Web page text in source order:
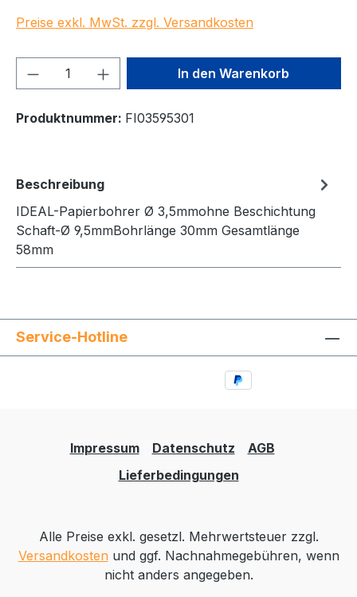
Preise exkl. MwSt. zzgl. Versandkosten
Produkt Anzahl: Gib denIn den Warenkorb
Produktnummer: FI03595301
Beschreibung
IDEAL-Papierbohrer Ø 3,5mmohne Beschichtung
Schaft-Ø 9,5mmBohrlänge 30mm Gesamtlänge
58mm
Service-Hotline
Impressum Datenschutz
AGB
Lieferbedingungen
Alle Preise exkl. gesetzl. Mehrwertsteuer zzgl.
Versandkosten und ggf. Nachnahmegebühren, wenn
nicht anders angegeben.